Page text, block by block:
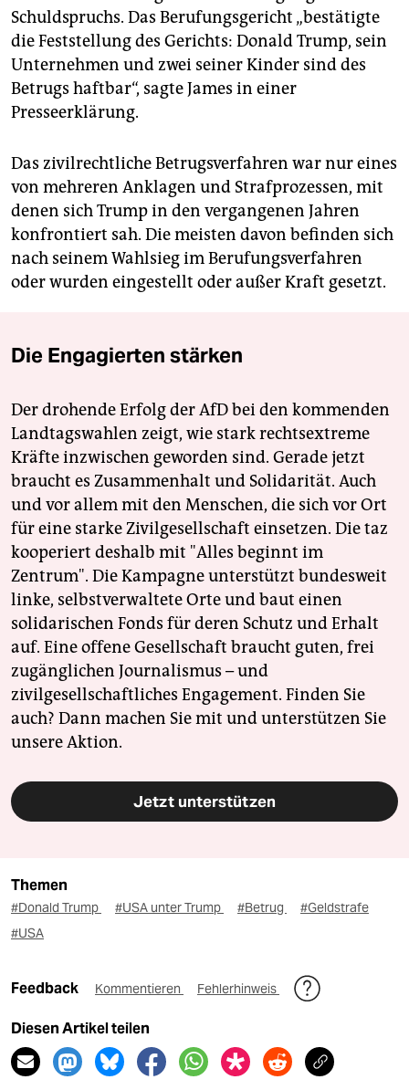
Schuldspruchs. Das Berufungsgericht „bestätigte
die Feststellung des Gerichts: Donald Trump, sein
Unternehmen und zwei seiner Kinder sind des
Betrugs haftbar“, sagte James in einer
Presseerklärung.
Das zivilrechtliche Betrugsverfahren war nur eines
von mehreren Anklagen und Strafprozessen, mit
denen sich Trump in den vergangenen Jahren
konfrontiert sah. Die meisten davon befinden sich
nach seinem Wahlsieg im Berufungsverfahren
oder wurden eingestellt oder außer Kraft gesetzt.
Die Engagierten stärken
Der drohende Erfolg der AfD bei den kommenden
Landtagswahlen zeigt, wie stark rechtsextreme
Kräfte inzwischen geworden sind. Gerade jetzt
braucht es Zusammenhalt und Solidarität. Auch
und vor allem mit den Menschen, die sich vor Ort
für eine starke Zivilgesellschaft einsetzen. Die taz
kooperiert deshalb mit "Alles beginnt im
Zentrum". Die Kampagne unterstützt bundesweit
linke, selbstverwaltete Orte und baut einen
solidarischen Fonds für deren Schutz und Erhalt
auf. Eine offene Gesellschaft braucht guten, frei
zugänglichen Journalismus – und
zivilgesellschaftliches Engagement. Finden Sie
auch? Dann machen Sie mit und unterstützen Sie
unsere Aktion.
Jetzt unterstützen
Themen
#Donald Trump #USA unter Trump #Betrug
#Geldstrafe
#USA
Feedback Kommentieren Fehlerhinweis
Diesen Artikel teilen